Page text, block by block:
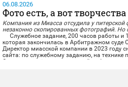
06.08.2026
Фото есть, а вот
Компания из Миасса отсудила у
незаконно скопированных фотографий. Но
Служебное задание, 200 часов работы и
которая закончилась в Арбитражном суде
Директор миасской компании в 2023 году
сайта: по служебному заданию, на технике
Снимки и отчёт о проделанной работе - на